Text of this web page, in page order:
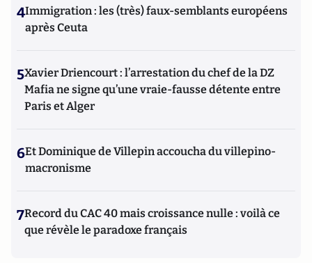
4Immigration : les (très) faux-semblants européens
après Ceuta
5Xavier Driencourt : l’arrestation du chef de la DZ
Mafia ne signe qu’une vraie-fausse détente entre
Paris et Alger
6Et Dominique de Villepin accoucha du villepino-
macronisme
7Record du CAC 40 mais croissance nulle : voilà ce
que révèle le paradoxe français